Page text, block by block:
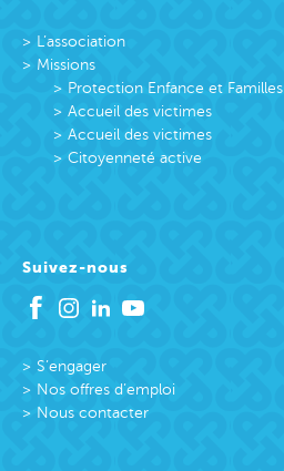
L’association
Missions
Protection Enfance et Familles
Accueil des victimes
Accueil des victimes
Citoyenneté active
Suivez-nous
S’engager
Nos offres d’emploi
Nous contacter